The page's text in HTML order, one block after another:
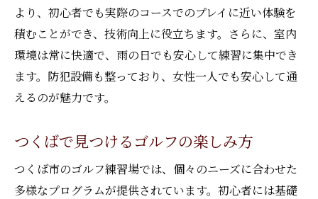
より、初心者でも実際のコースでのプレイに近い体験を
積むことができ、技術向上に役立ちます。さらに、室内
環境は常に快適で、雨の日でも安心して練習に集中でき
ます。防犯設備も整っており、女性一人でも安心して通
えるのが魅力です。
つくばで見つけるゴルフの楽しみ方
つくば市のゴルフ練習場では、個々のニーズに合わせた
多様なプログラムが提供されています。初心者には基礎